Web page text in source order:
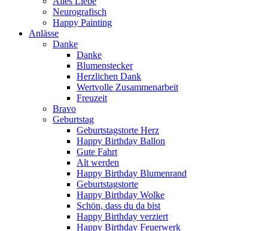
Neurografisch
Happy Painting
Anlässe
Danke
Danke
Blumenstecker
Herzlichen Dank
Wertvolle Zusammenarbeit
Freuzeit
Bravo
Geburtstag
Geburtstagstorte Herz
Happy Birthday Ballon
Gute Fahrt
Alt werden
Happy Birthday Blumenrand
Geburtstagstorte
Happy Birthday Wolke
Schön, dass du da bist
Happy Birthday verziert
Happy Birthday Feuerwerk